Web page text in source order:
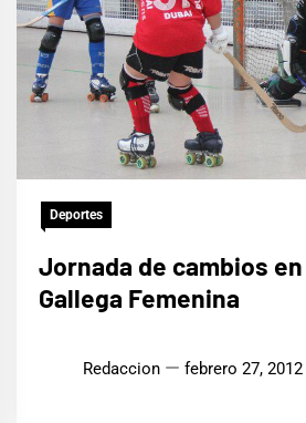
Deportes
Jornada de cambios
Gallega Femenina
Redaccion febrero 27, 2012